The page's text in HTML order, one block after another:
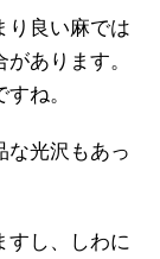
り良い麻では
あります。
ね。
な光沢もあっ
すし、しわに